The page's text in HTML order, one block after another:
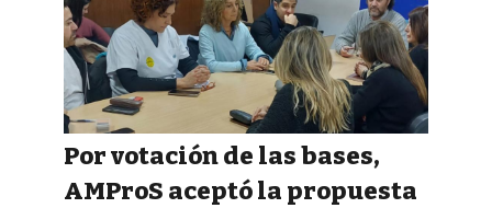
Por votación de las bases,
AMProS aceptó la propuesta